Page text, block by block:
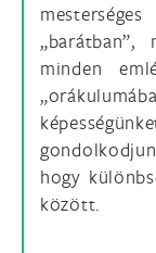
„barátban”,
minden
hogy
között.